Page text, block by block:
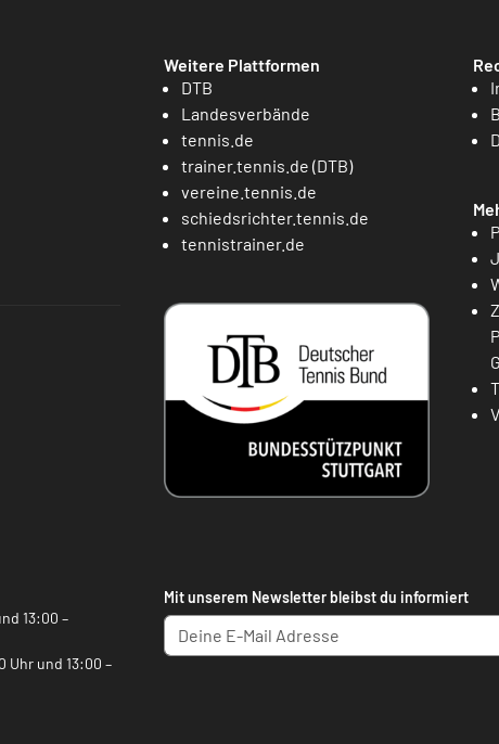
Weitere Plattformen
DTB
Landesverbände
tennis.de
trainer.tennis.de (DTB)
vereine.tennis.de
schiedsrichter.tennis.de
tennistrainer.de
13:00 –
Uhr und 13:00 –
Mit unserem Newsletter bleibst du informiert